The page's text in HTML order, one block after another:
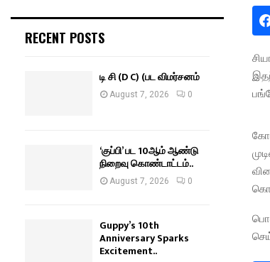
RECENT POSTS
டி சி (D C) (பட விமர்சனம்
August 7, 2026 0
‘குப்பி’ பட 10ஆம் ஆண்டு
நிறைவு கொண்டாட்டம்..
August 7, 2026 0
Guppy’s 10th
Anniversary Sparks
Excitement..